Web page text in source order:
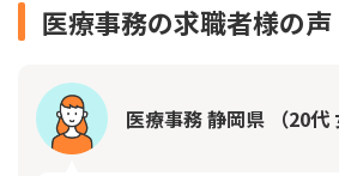
医療事務の求職者様の声
医療事務 静岡県 （20代